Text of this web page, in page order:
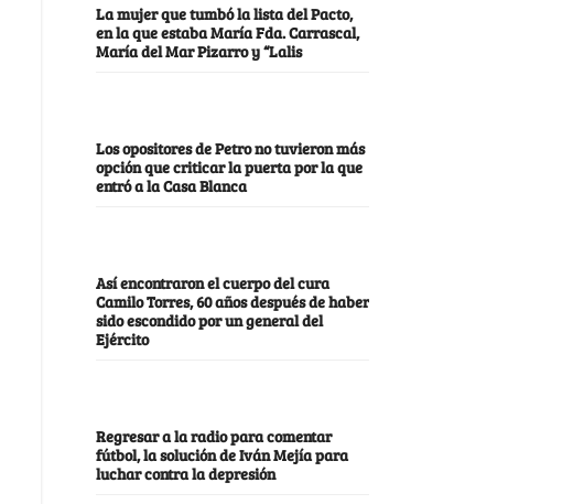
La mujer que tumbó la lista del Pacto,
en la que estaba María Fda. Carrascal,
María del Mar Pizarro y “Lalis
Los opositores de Petro no tuvieron más
opción que criticar la puerta por la que
entró a la Casa Blanca
Así encontraron el cuerpo del cura
Camilo Torres, 60 años después de haber
sido escondido por un general del
Ejército
Regresar a la radio para comentar
fútbol, la solución de Iván Mejía para
luchar contra la depresión